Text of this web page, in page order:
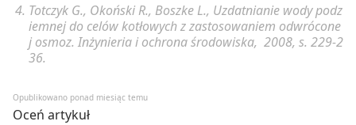
Totczyk G., Okoński R., Boszke L., Uzdatnianie wody podz
iemnej do celów kotłowych z zastosowaniem odwrócone
j osmoz. Inżynieria i ochrona środowiska, 2008, s. 229-2
36.
Opublikowano ponad miesiąc temu
Oceń artykuł